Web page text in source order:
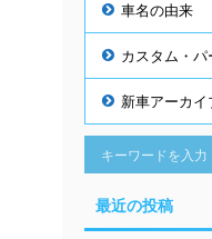
車名の由来
カスタム・パ
新車アーカイ
最近の投稿